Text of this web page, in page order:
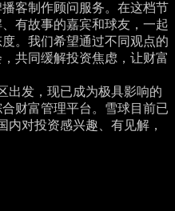
客制作顾问服务。在这档节
有故事的嘉宾和球友，一起
。我们希望通过不同观点的
共同缓解投资焦虑，让财富
出发，现已成为极具影响的
财富管理平台。雪球目前已
内对投资感兴趣、有见解，